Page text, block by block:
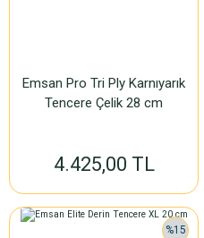
Emsan Pro Tri Ply Karnıyarık
Tencere Çelik 28 cm
4.425,00 TL
%15